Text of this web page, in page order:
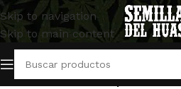
Skip to navigation
Skip to main content
Inicio/Productos etiquetados